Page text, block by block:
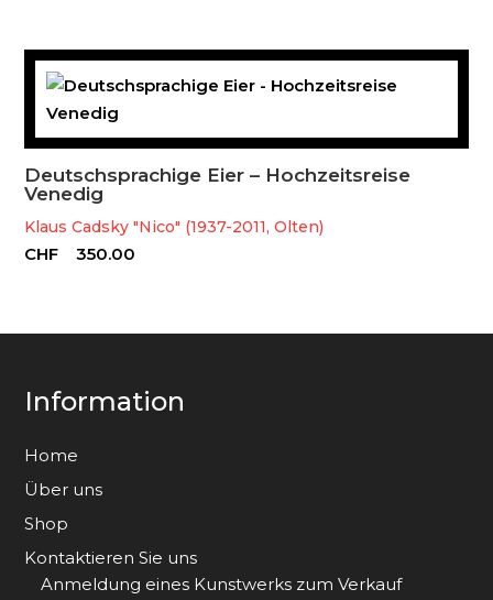
Deutschsprachige Eier – Hochzeitsreise
Venedig
Klaus Cadsky "Nico" (1937-2011, Olten)
CHF 350.00
Information
Home
Über uns
Shop
Kontaktieren Sie uns
Anmeldung eines Kunstwerks zum Verkauf